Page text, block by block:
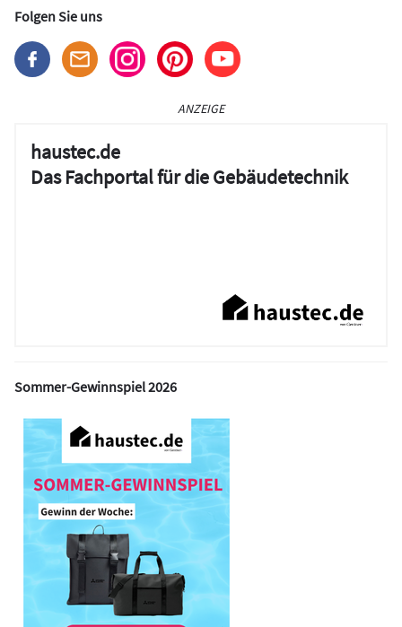
Folgen Sie uns
ANZEIGE
haustec.de
Das Fachportal für die Gebäudetechnik
Sommer-Gewinnspiel 2026